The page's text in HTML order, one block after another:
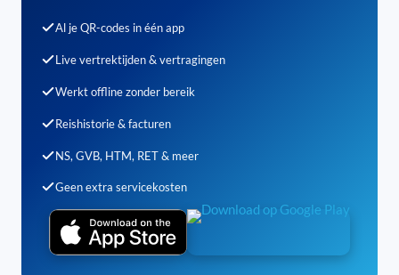
Al je QR-codes in één app
Live vertrektijden & vertragingen
Werkt offline zonder bereik
Reishistorie & facturen
NS, GVB, HTM, RET & meer
Geen extra servicekosten